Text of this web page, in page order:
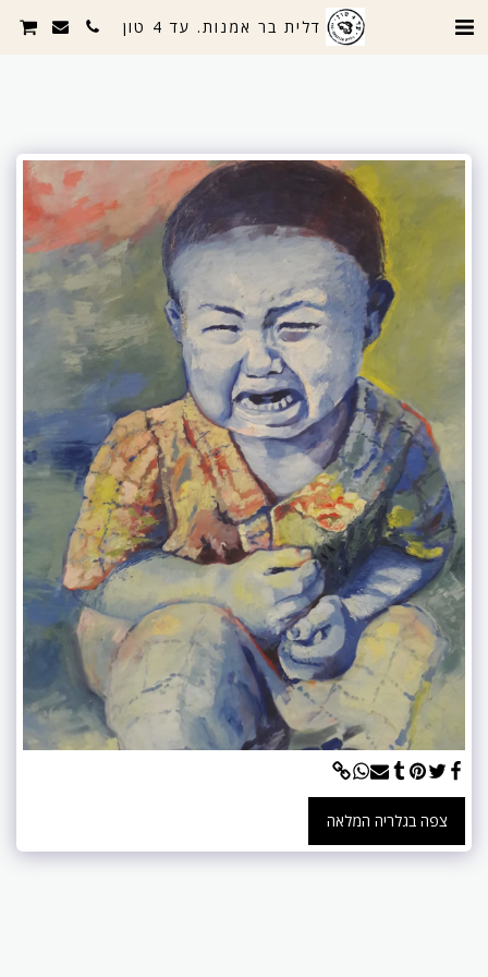
דלית בר אמנות. עד 4 טון
צפה בגלריה המלאה